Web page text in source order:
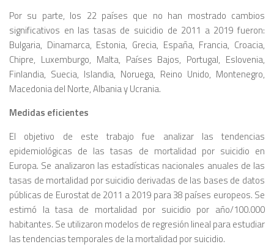
Por su parte, los 22 países que no han mostrado cambios
significativos en las tasas de suicidio de 2011 a 2019 fueron:
Bulgaria, Dinamarca, Estonia, Grecia, España, Francia, Croacia,
Chipre, Luxemburgo, Malta, Países Bajos, Portugal, Eslovenia,
Finlandia, Suecia, Islandia, Noruega, Reino Unido, Montenegro,
Macedonia del Norte, Albania y Ucrania.
Medidas eficientes
El objetivo de este trabajo fue analizar las tendencias
epidemiológicas de las tasas de mortalidad por suicidio en
Europa. Se analizaron las estadísticas nacionales anuales de las
tasas de mortalidad por suicidio derivadas de las bases de datos
públicas de Eurostat de 2011 a 2019 para 38 países europeos. Se
estimó la tasa de mortalidad por suicidio por año/100.000
habitantes. Se utilizaron modelos de regresión lineal para estudiar
las tendencias temporales de la mortalidad por suicidio.